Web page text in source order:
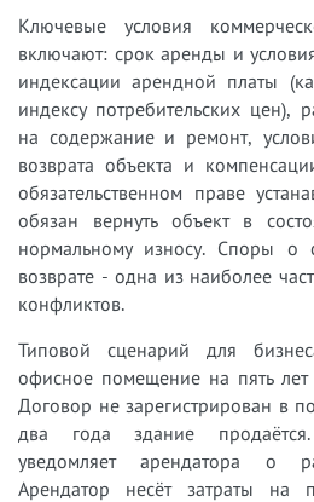
Ключевые условия
включают: срок аренды и
индексации арендной платы
индексу потребительских цен),
на содержание и ремонт,
возврата объекта и
обязательственном праве
обязан вернуть объект в
нормальному износу. Споры о
возврате - одна из наиболее
конфликтов.
Типовой сценарий для
офисное помещение на пять
Договор не зарегистрирован в
два года здание
уведомляет арендатора о
Арендатор несёт затраты на